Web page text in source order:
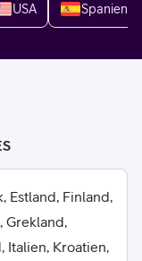
USA Spanien
Estland, Finland,
Grekland,
Italien, Kroatien,